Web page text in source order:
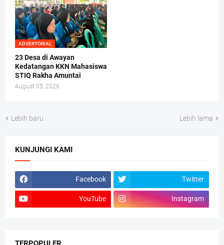
ADVERTORIAL
23 Desa di Awayan
Kedatangan KKN Mahasiswa
STIQ Rakha Amuntai
August 05, 2026
Lebih baru Lebih lama
KUNJUNGI KAMI
Facebook Twitter
YouTube Instagram